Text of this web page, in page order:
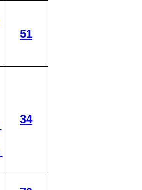
51
34